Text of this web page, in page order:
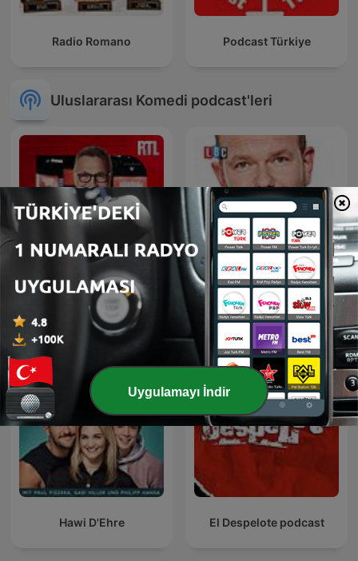
Radio Romano Podcast Türkiye
Uluslararası Komedi podcast'leri
Les Grosses Têtes
James O'Brien's Mystery
Hour
Hawi D'Ehre El Despelote podcast
Uygulamayı İndir